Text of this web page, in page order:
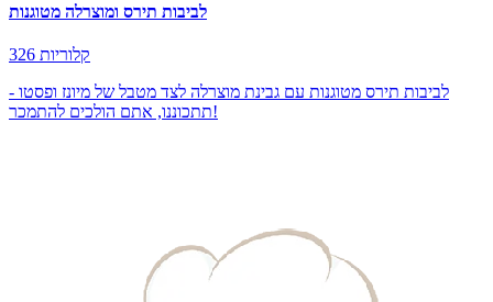
לביבות תירס ומוצרלה מטוגנות
326 קלוריות
לביבות תירס מטוגנות עם גבינת מוצרלה לצד מטבל של מיונז ופסטו -
תתכוננו, אתם הולכים להתמכר!